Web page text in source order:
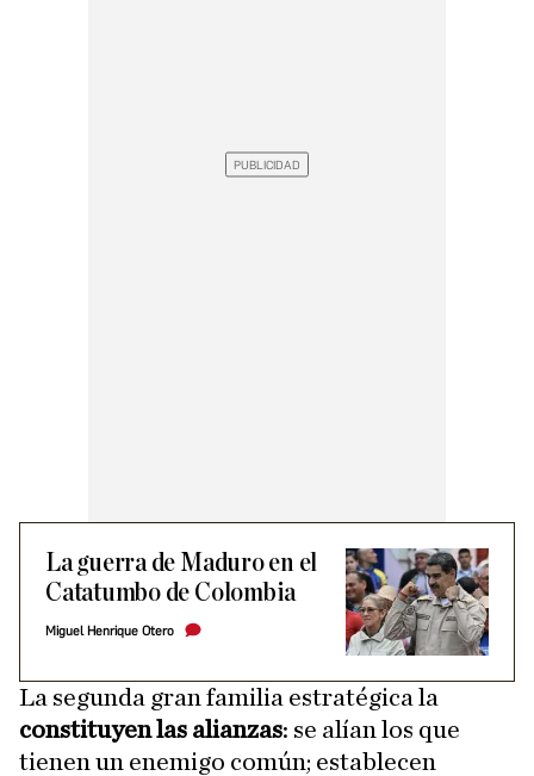
La guerra de Maduro en el
Catatumbo de Colombia
Miguel Henrique Otero
La segunda gran familia estratégica la
constituyen las alianzas: se alían los que
tienen un enemigo común; establecen